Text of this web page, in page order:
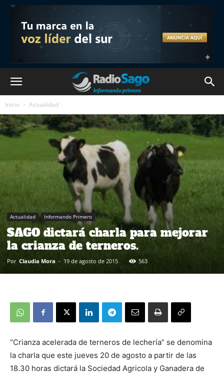
Inicio Actualidad
Actualidad Informando Primero
SAGO dictará charla para mejorar
la crianza de terneros.
Por Claudia Mora - 19 de agosto de 2015 563
“Crianza acelerada de terneros de lechería” se denomina
la charla que este jueves 20 de agosto a partir de las
18.30 horas dictará la Sociedad Agricola y Ganadera de